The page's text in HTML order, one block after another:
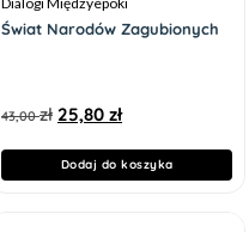
Świat Narodów Zagubionych
43,00zł 25,80 zł
Dodaj do koszyka